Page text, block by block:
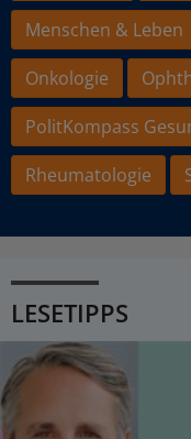
Menschen & Leben
Onkologie
PolitKompass
Rheumatologie
LESETIPPS